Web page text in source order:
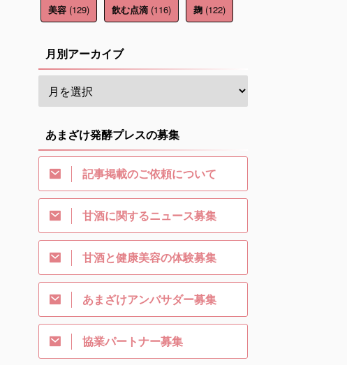
美容 (129) 飲む点滴 (116) 麹 (122)
月別アーカイブ
あまざけ発酵プレスの募集
記事掲載のご依頼について
甘酒に関するニュース募集
甘酒と健康美容の体験募集
あまざけアンバサダー募集
協業パートナー募集